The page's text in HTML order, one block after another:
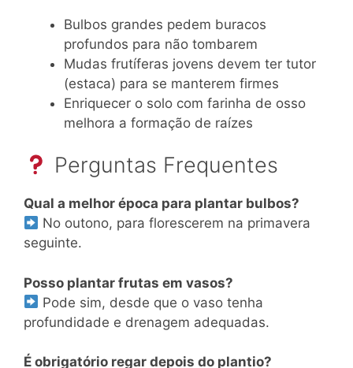
Bulbos grandes pedem buracos
profundos para não tombarem
Mudas frutíferas jovens devem ter tutor
(estaca) para se manterem firmes
Enriquecer o solo com farinha de osso
melhora a formação de raízes
Perguntas Frequentes
Qual a melhor época para plantar bulbos?
No outono, para florescerem na primavera
seguinte.
Posso plantar frutas em vasos?
Pode sim, desde que o vaso tenha
profundidade e drenagem adequadas.
É obrigatório regar depois do plantio?